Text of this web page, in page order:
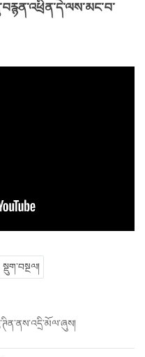
སྡུག་བསྔལ།